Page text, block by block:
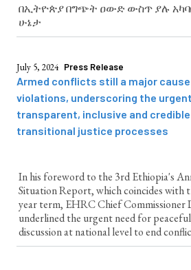
በኢትዮጵያ በግጭት ዐውድ ውስጥ ያሉ
ሁኔታ
July 5, 2024 Press Release
Armed conflicts still a major
violations, underscoring the
transparent, inclusive and
transitional justice processes
In his foreword to the 3rd Ethiopia's
Situation Report, which coincides with
year term, EHRC Chief Commissioner
underlined the urgent need for
discussion at national level to end
solution to the widespread human